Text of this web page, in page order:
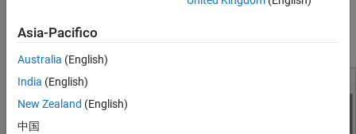
Modeling , selezionare
Model Settings
richiamo.
Asia-Pacifico
Australia (English)
India (English)
New Zealand (English)
中国